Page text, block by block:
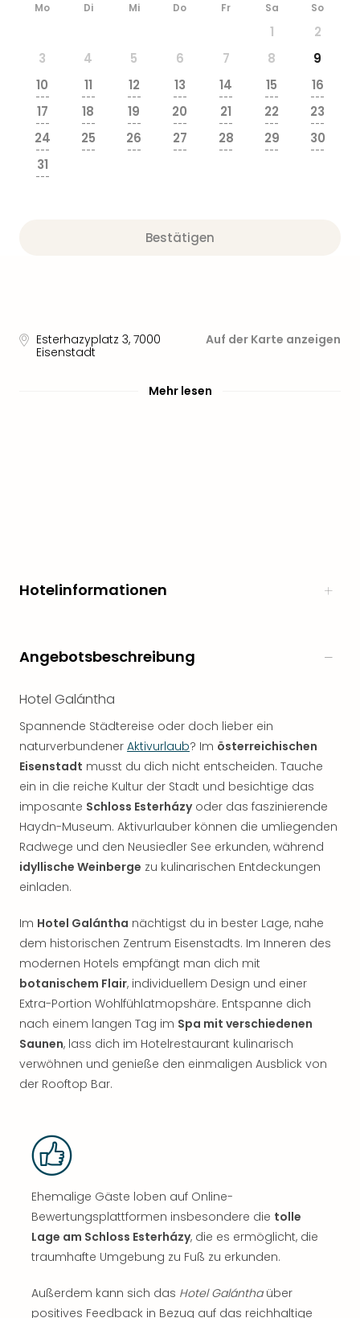
Mo Di Mi Do Fr Sa So
1
2
3
4 5 6 7 8
9
10
---
11
---
12
---
13
---
14
---
15
---
16
---
17
---
18
---
19
---
20
---
21
---
22
---
23
---
24
---
25
---
26
---
27
---
28
---
29
---
30
---
31
---
Bestätigen
Esterhazyplatz 3, 7000
Eisenstadt
Auf der Karte anzeigen
Mehr lesen
Hotelinformationen
Angebotsbeschreibung
Hotel Galántha
Spannende Städtereise oder doch lieber ein
naturverbundener Aktivurlaub? Im österreichischen
Eisenstadt musst du dich nicht entscheiden. Tauche
ein in die reiche Kultur der Stadt und besichtige das
imposante Schloss Esterházyoder das faszinierende
Haydn-Museum. Aktivurlauber können die umliegenden
Radwege und den Neusiedler See erkunden, während
idyllische Weinberge zu kulinarischen Entdeckungen
einladen.
Im Hotel Galántha nächtigst du in bester Lage, nahe
dem historischen Zentrum Eisenstadts. Im Inneren des
modernen Hotels empfängt man dich mit
botanischem Flair, individuellem Design und einer
Extra-Portion Wohlfühlatmopshäre. Entspanne dich
nach einem langen Tag im Spa mit verschiedenen
Saunen, lass dich im Hotelrestaurant kulinarisch
verwöhnen und genieße den einmaligen Ausblick von
der Rooftop Bar.
Ehemalige Gäste loben auf Online-
Bewertungsplattformen insbesondere die tolle
Lage am Schloss Esterházy, die es ermöglicht, die
traumhafte Umgebung zu Fuß zu erkunden.
Außerdem kann sich das Hotel Galánthaüber
positives Feedback in Bezug auf das reichhaltige